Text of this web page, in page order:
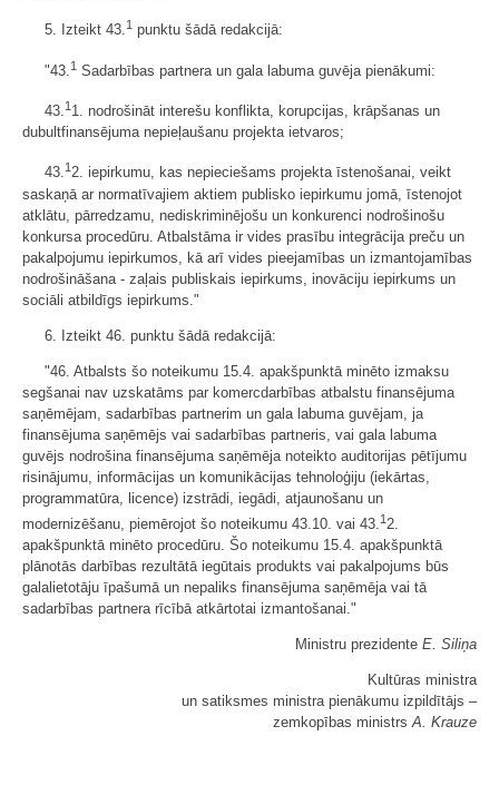
5. Izteikt 43.1 punktu šādā redakcijā:
"43. 1 Sadarbības partnera un gala labuma guvēja pienākumi:
43.1 1. nodrošināt interešu konflikta, korupcijas, krāpšanas un
dubultfinansējuma nepieļaušanu projekta ietvaros;
43.1 2. iepirkumu, kas nepieciešams projekta īstenošanai, veikt
saskaņā ar normatīvajiem aktiem publisko iepirkumu jomā, īstenojot
atklātu, pārredzamu, nediskriminējošu un konkurenci nodrošinošu
konkursa procedūru. Atbalstāma ir vides prasību integrācija preču un
pakalpojumu iepirkumos, kā arī vides pieejamības un izmantojamības
nodrošināšana - zaļais publiskais iepirkums, inovāciju iepirkums un
sociāli atbildīgs iepirkums."
6. Izteikt 46. punktu šādā redakcijā:
"46. Atbalsts šo noteikumu 15.4. apakšpunktā minēto izmaksu
segšanai nav uzskatāms par komercdarbības atbalstu finansējuma
saņēmējam, sadarbības partnerim un gala labuma guvējam, ja
finansējuma saņēmējs vai sadarbības partneris, vai gala labuma
guvējs nodrošina finansējuma saņēmēja noteikto auditorijas pētījumu
risinājumu, informācijas un komunikācijas tehnoloģiju (iekārtas,
programmatūra, licence) izstrādi, iegādi, atjaunošanu un
modernizēšanu, piemērojot šo noteikumu 43.10. vai 43. 1 2.
apakšpunktā minēto procedūru. Šo noteikumu 15.4. apakšpunktā
plānotās darbības rezultātā iegūtais produkts vai pakalpojums būs
galalietotāju īpašumā un nepaliks finansējuma saņēmēja vai tā
sadarbības partnera rīcībā atkārtotai izmantošanai."
Ministru prezidente E. Siliņa
Kultūras ministra
un satiksmes ministra pienākumu izpildītājs ‒
zemkopības ministrs A. Krauze